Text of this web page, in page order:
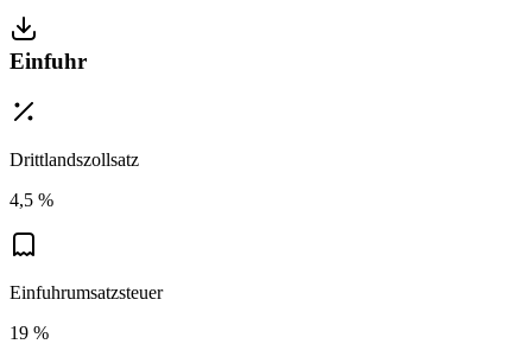
Einfuhr
Drittlandszollsatz
4,5 %
Einfuhrumsatzsteuer
19 %